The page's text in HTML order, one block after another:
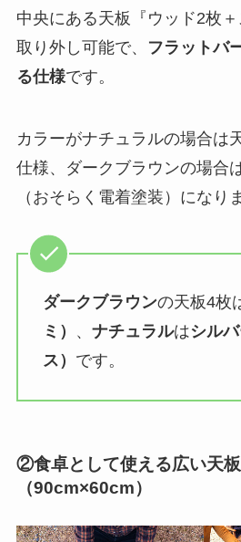
中央にある天板『ウッド2枚
取り外し可能で、
フラットバ
る仕様です。
カラーがナチュラルの場合は
仕様、ダークブラウンの場合
（おそらく電着塗装）になり
ダークブラウンの天板4枚
ミ）
、 ナチュラルはシル
ス） です。
②食卓として使える広い天
（90cm×60cm）